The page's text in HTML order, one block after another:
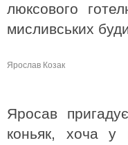
люксового
мисливських
Ярослав Козак
Яросав
коньяк, хоча у